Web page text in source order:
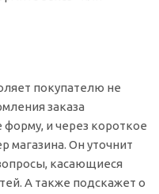
покупателю не
заказа
и через короткое
магазина. Он уточнит
касающиеся
А также подскажет о